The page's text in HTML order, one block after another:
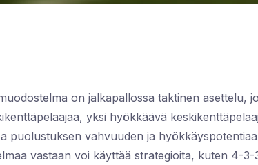
on jalkapallossa taktinen asettelu,
yksi hyökkäävä
puolustuksen vahvuuden ja
vastaan voi käyttää strategioita, kuten 4-